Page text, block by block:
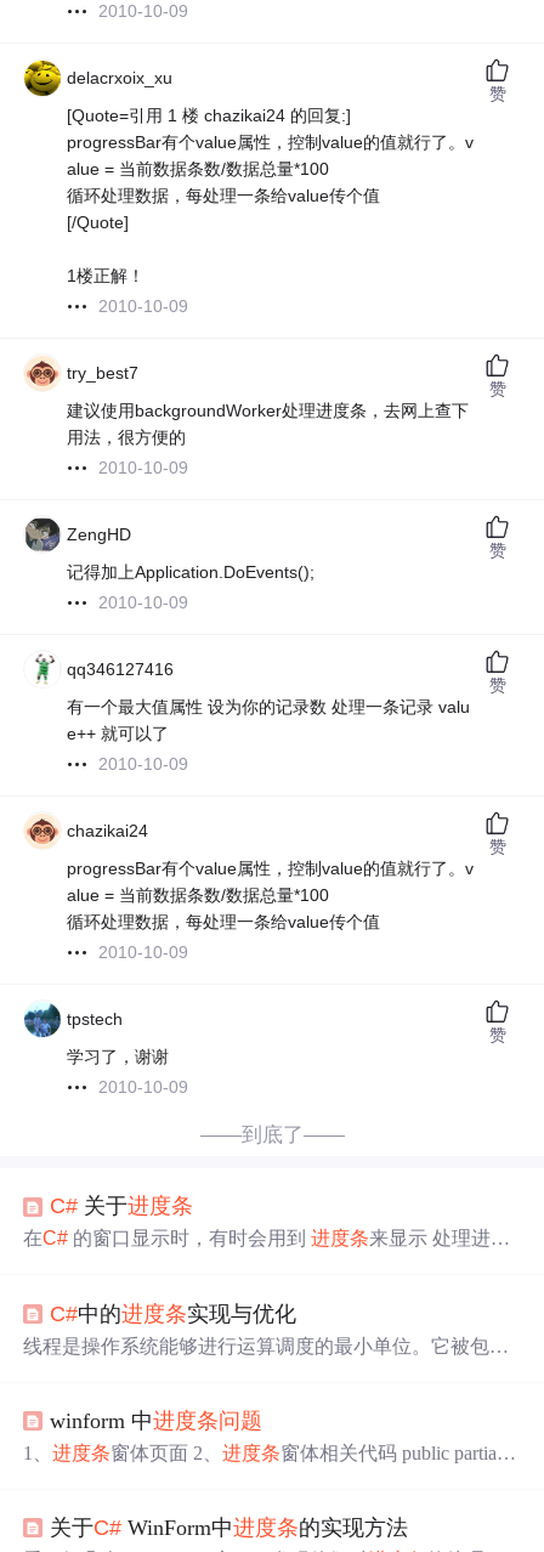
2010-10-09
delacrxoix_xu
[Quote=引用 1 楼 chazikai24 的回复:]
progressBar有个value属性，控制value的值就行了。v
alue = 当前数据条数/数据总量*100
循环处理数据，每处理一条给value传个值
[/Quote]
1楼正解！
2010-10-09
赞
try_best7
建议使用backgroundWorker处理进度条，去网上查下
用法，很方便的
2010-10-09
赞
ZengHD
记得加上Application.DoEvents();
2010-10-09
赞
qq346127416
有一个最大值属性 设为你的记录数 处理一条记录 valu
e++ 就可以了
2010-10-09
赞
chazikai24
progressBar有个value属性，控制value的值就行了。v
alue = 当前数据条数/数据总量*100
循环处理数据，每处理一条给value传个值
2010-10-09
赞
tpstech
学习了，谢谢
2010-10-09
赞
——到底了——
C# 关于进度条
在C# 的窗口显示时，有时会用到进度条来显示 处理进
sForm progress = new progressForm(); progress.Show(); for (int
i =...
C#中的进度条实现与优化
线程是操作系统能够进行运算调度的最小单位。它被包含
源。线程是程序执行流的最小单元，一个进程可以包含多
个线程，这些线程可以同时执行不同的任务。在多线程编
坏。同步机制的出现，就是为了协调线程间的操作，保证
winform 中进度条问题
1、进度条 窗体页面 2、进度条窗体相关代码 public partial cl
c ProgressBarForm(string ...
关于C# WinForm中进度条的实现方法